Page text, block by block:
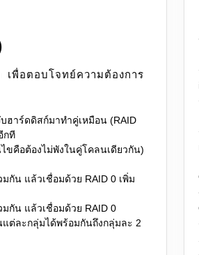
เพื่อตอบโจทย์ความต้องการ
ฮาร์ดดิสก์มาทำคู่เหมือน (RAID
กที
ขคือต้องไม่พังในคู่โคลนเดียวกัน)
มกัน แล้วเชื่อมด้วย RAID 0 เพิ่ม
มกัน แล้วเชื่อมด้วย RAID 0
ต่ละกลุ่มได้พร้อมกันถึงกลุ่มละ 2